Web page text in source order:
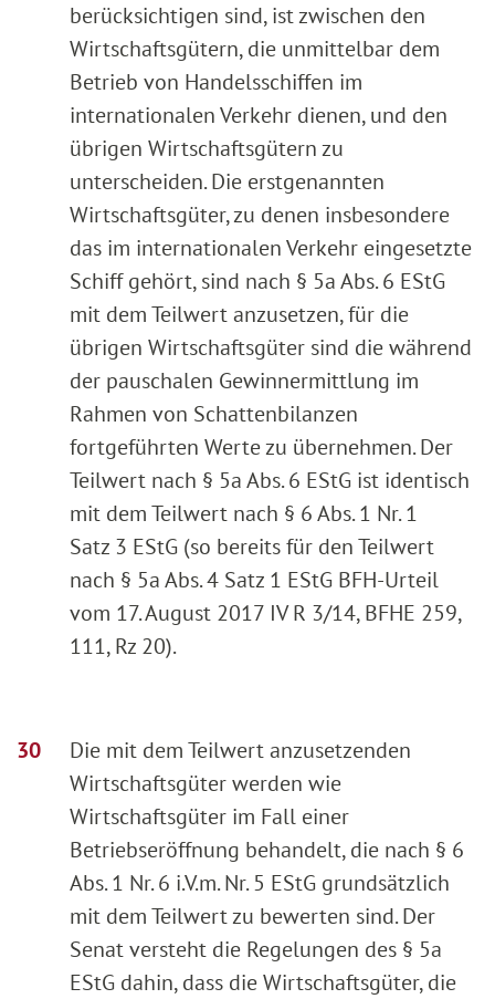
berücksichtigen sind, ist zwischen den
Wirtschaftsgütern, die unmittelbar dem
Betrieb von Handelsschiffen im
internationalen Verkehr dienen, und den
übrigen Wirtschaftsgütern zu
unterscheiden. Die erstgenannten
Wirtschaftsgüter, zu denen insbesondere
das im internationalen Verkehr eingesetzte
Schiff gehört, sind nach § 5a Abs. 6 EStG
mit dem Teilwert anzusetzen, für die
übrigen Wirtschaftsgüter sind die während
der pauschalen Gewinnermittlung im
Rahmen von Schattenbilanzen
fortgeführten Werte zu übernehmen. Der
Teilwert nach § 5a Abs. 6 EStG ist identisch
mit dem Teilwert nach § 6 Abs. 1 Nr. 1
Satz 3 EStG (so bereits für den Teilwert
nach § 5a Abs. 4 Satz 1 EStG BFH-Urteil
vom 17. August 2017 IV R 3/14, BFHE 259,
111, Rz 20).
Die mit dem Teilwert anzusetzenden
Wirtschaftsgüter werden wie
Wirtschaftsgüter im Fall einer
Betriebseröffnung behandelt, die nach § 6
Abs. 1 Nr. 6 i.V.m. Nr. 5 EStG grundsätzlich
mit dem Teilwert zu bewerten sind. Der
Senat versteht die Regelungen des § 5a
EStG dahin, dass die Wirtschaftsgüter, die